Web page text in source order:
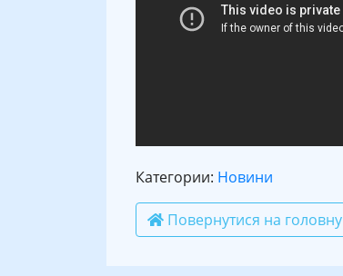
Категории: Новини
Повернутися на головну